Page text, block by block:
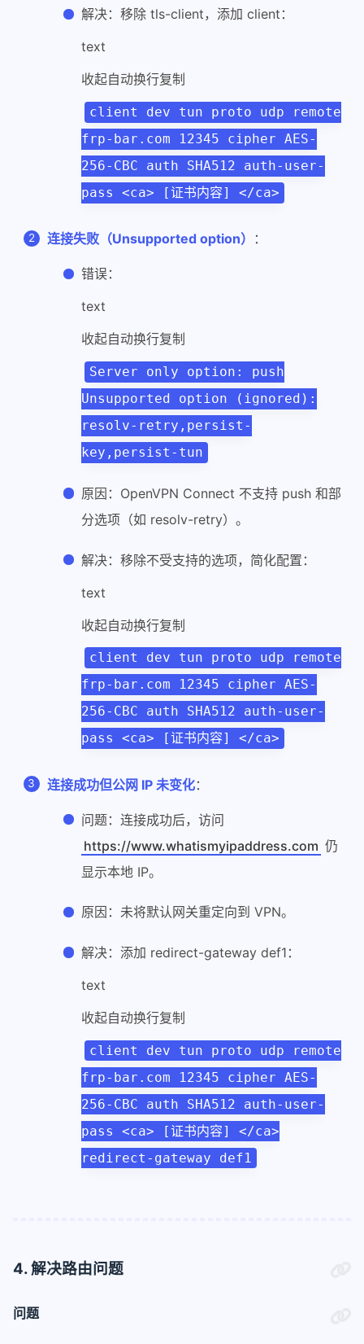
解决：移除 tls-client，添加 client：
text
收起自动换行复制
client dev tun proto udp remote
frp-bar.com 12345 cipher AES-
256-CBC auth SHA512 auth-user-
pass <ca> [证书内容] </ca>
连接失败（Unsupported option） ：
错误：
text
收起自动换行复制
Server only option: push
Unsupported option (ignored):
resolv-retry,persist-
key,persist-tun
原因：OpenVPN Connect 不支持 push 和部
分选项（如 resolv-retry）。
解决：移除不受支持的选项，简化配置：
text
收起自动换行复制
client dev tun proto udp remote
frp-bar.com 12345 cipher AES-
256-CBC auth SHA512 auth-user-
pass <ca> [证书内容] </ca>
连接成功但公网 IP 未变化：
问题：连接成功后，访问
https://www.whatismyipaddress.com 仍
显示本地 IP。
原因：未将默认网关重定向到 VPN。
解决：添加 redirect-gateway def1：
text
收起自动换行复制
client dev tun proto udp remote
frp-bar.com 12345 cipher AES-
256-CBC auth SHA512 auth-user-
pass <ca> [证书内容] </ca>
redirect-gateway def1
4. 解决路由问题
问题